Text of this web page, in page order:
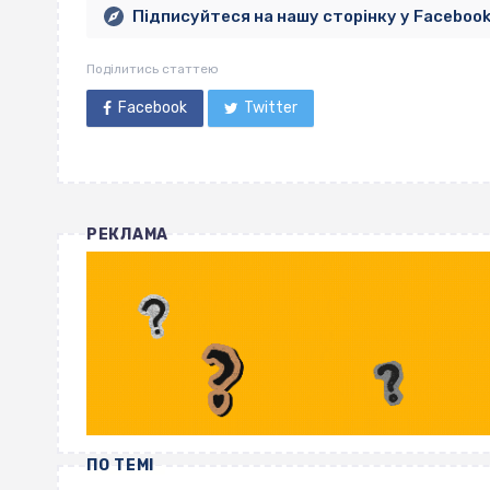
Підписуйтеся на нашу сторінку у Facebook
Поділитись статтею
Facebook Twitter
РЕКЛАМА
ПО ТЕМІ